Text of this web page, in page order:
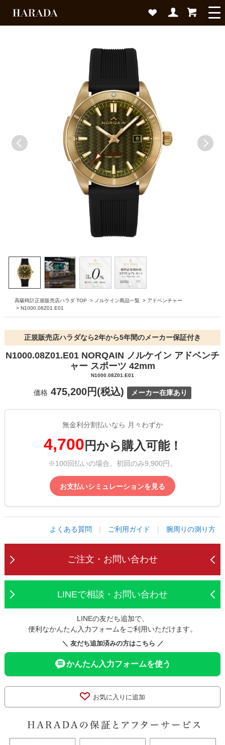
高級時計正規販売店ハラダ TOP > ノルケイン商品一覧 > アドベンチャー
> N1000.08Z01.E01
正規販売店ハラダなら2年から5年間のメーカー保証付き
N1000.08Z01.E01 NORQAIN ノルケイン アドベンチ
ャー スポーツ 42mm
N1000.08Z01.E01
価格 475,200円(税込) メーカー在庫あり
無金利分割払いなら 月々わずか
4,700 円から購入可能！
※100回払いの場合。初回のみ9,900円。
お支払いシミュレーションを見る
よくある質問 | ご利用ガイド | 腕周りの測り方
ご注文・お問い合わせ
LINEで相談・お問い合わせ
LINEの友だち追加で、
便利なかんたん入力フォームをご利用いただけます。
＼ 友だち追加済みの方はこちら ／
かんたん入力フォームを使う
お気に入りに追加